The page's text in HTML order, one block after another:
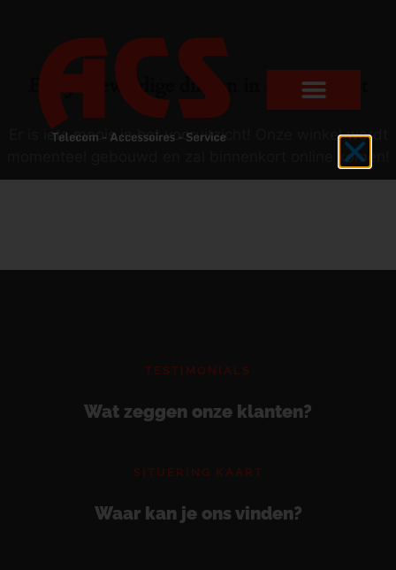
Er zijn geweldige dingen in het verschiet
Er is iets moois in het vooruitzicht! Onze winkel wordt
momenteel gebouwd en zal binnenkort online komen!
TESTIMONIALS
Wat zeggen onze klanten?
SITUERING KAART
Waar kan je ons vinden?